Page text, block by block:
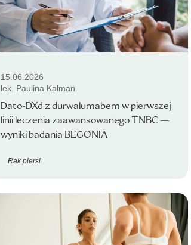
15.06.2026
lek. Paulina Kalman
Dato-DXd z durwalumabem w pierwszej
linii leczenia zaawansowanego TNBC —
wyniki badania BEGONIA
Rak piersi